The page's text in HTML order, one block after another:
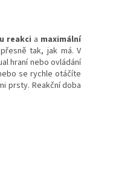
reakci a maximální
tak, jak má. V
hraní nebo ovládání
se rychle otáčíte
prsty. Reakční doba